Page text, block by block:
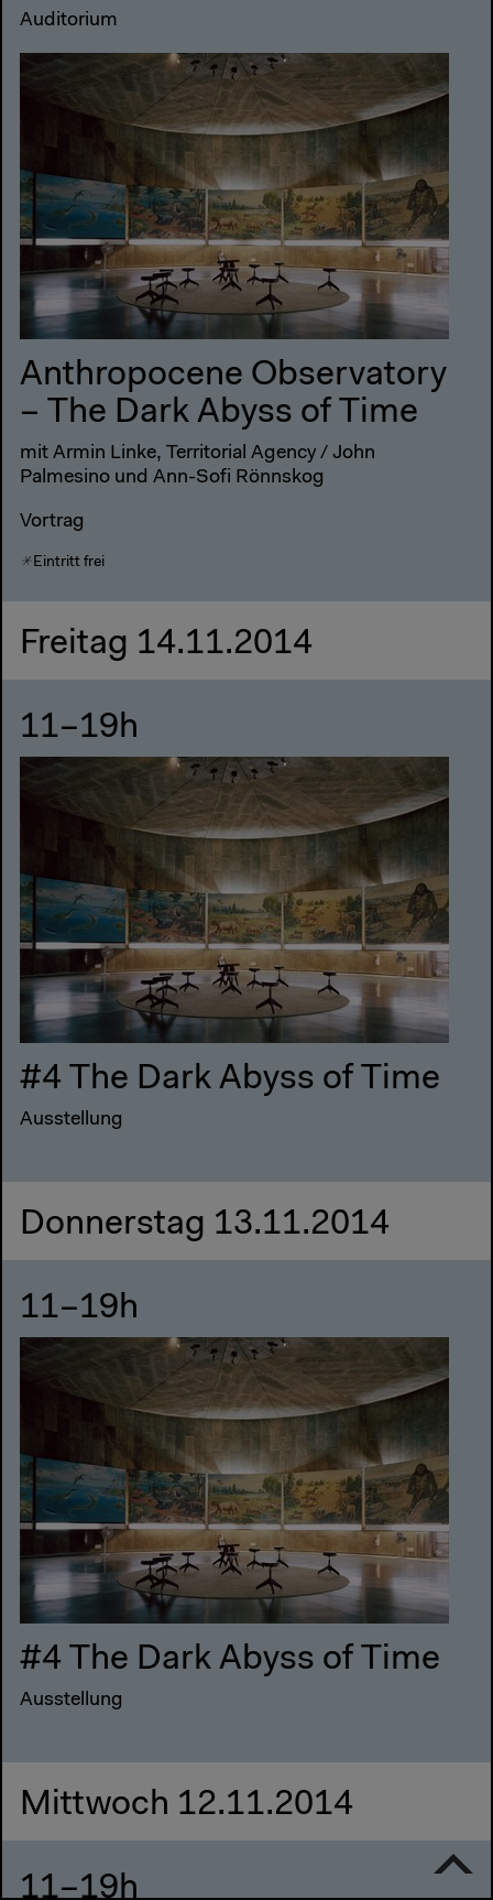
Auditorium
Anthropocene Observatory
– The Dark Abyss of Time
mit Armin Linke, Territorial Agency / John
Palmesino und Ann-Sofi Rönnskog
Vortrag
Eintritt frei
Freitag 14.11.2014
11–19h
#4 The Dark Abyss of Time
Ausstellung
Donnerstag 13.11.2014
11–19h
#4 The Dark Abyss of Time
Ausstellung
Mittwoch 12.11.2014
11–19h